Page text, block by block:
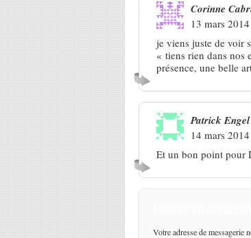
Corinne
13 mars
je viens juste de voir
« tiens rien dans nos
présence, une belle
Patrick Engel
14 mars
Et un bon point pour
Votre adresse de messagerie